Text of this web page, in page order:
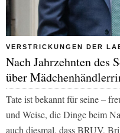
VERSTRICKUNGEN DER
Nach Jahrzehnten des
über
Tate ist bekannt für seine –
und Weise, die Dinge beim
auch diesmal, dass BRUV,